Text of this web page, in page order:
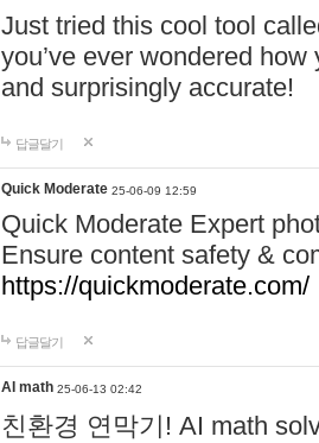
Just tried this cool tool
you’ve ever wondered
and surprisingly accurate!
답글달기
Quick Moderate 25-06-09 12:59
Quick Moderate Expert
Ensure content safety &
https://quickmoderate.com/
답글달기
AI math 25-06-13 02:42
친환경 연막기! AI math